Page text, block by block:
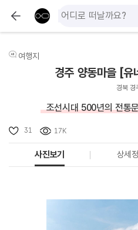
여행지
경주 양동마을 [유
경북 경
조선시대 500년의 전통
31 17K
사진보기 상세